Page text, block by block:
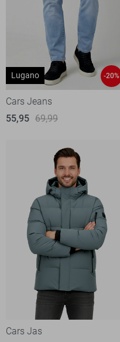
Lugano -20%
Cars Jeans
55,95 69,99
Cars Jas